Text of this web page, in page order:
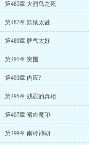
第485章 火烈鸟之死
第487章 欺猿太甚
第489章 脾气太好
第491章 突围
第493章 内应?
第495章 残忍的真相
第497章 嗜血魔印
第499章 南岭神朝